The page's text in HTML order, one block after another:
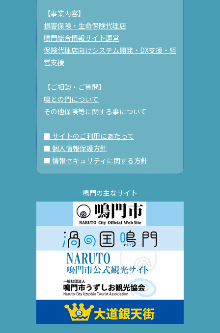
【事業内容】
損害保険・生命保険代理店
鳴門総合情報サイト運営
保険代理店向けシステム開発・DX支援・経
営支援
【ご相談・ご質問】
鳴との門について
その他保険等に関する事について
■ サイトのご利用にあたって
■ 個人情報保護方針
■ 情報セキュリティに関する方針
── 鳴門の主なサイト ──